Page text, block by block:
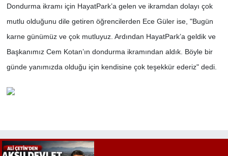
Dondurma ikramı için HayatPark’a gelen ve ikramdan dolayı çok
mutlu olduğunu dile getiren öğrencilerden Ece Güler ise, "Bugün
karne günümüz ve çok mutluyuz. Ardından HayatPark’a geldik ve
Başkanımız Cem Kotan’ın dondurma ikramından aldık. Böyle bir
günde yanımızda olduğu için kendisine çok teşekkür ederiz" dedi.